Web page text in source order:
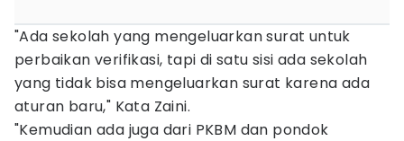
"Ada sekolah yang mengeluarkan surat untuk
perbaikan verifikasi, tapi di satu sisi ada sekolah
yang tidak bisa mengeluarkan surat karena ada
aturan baru," Kata Zaini.
"Kemudian ada juga dari PKBM dan pondok